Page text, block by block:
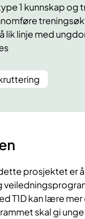
1 kunnskap og
lik linje med
prosjektet er
T1D kan lære
skal gi